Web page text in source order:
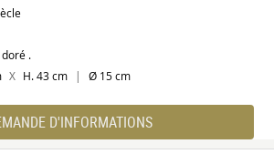
.
X H. 43 cm | Ø 15 cm
D'INFORMATIONS